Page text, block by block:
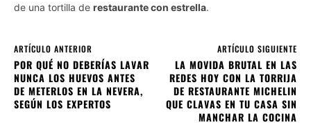
de una tortilla de restaurante con estrella.
ARTÍCULO ANTERIOR
POR QUÉ NO DEBERÍAS LAVAR
NUNCA LOS HUEVOS ANTES
DE METERLOS EN LA NEVERA,
SEGÚN LOS EXPERTOS
ARTÍCULO SIGUIENTE
LA MOVIDA BRUTAL EN LAS
REDES HOY CON LA TORRIJA
DE RESTAURANTE MICHELIN
QUE CLAVAS EN TU CASA SIN
MANCHAR LA COCINA